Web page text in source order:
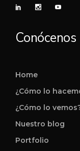
Conócenos
Home
¿Cómo lo
¿Cómo lo
Nuestro blog
Portfolio